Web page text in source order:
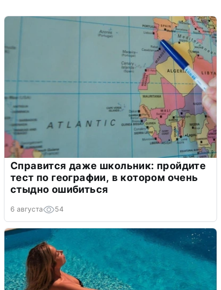
Справится даже школьник: пройдите
тест по географии, в котором очень
стыдно ошибиться
6 августа 54